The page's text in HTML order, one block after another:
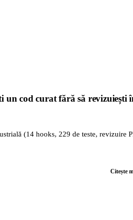
cod curat fără să revizuiești
(14 hooks, 229 de teste, revizuire
Citește